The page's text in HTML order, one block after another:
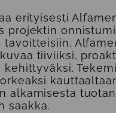
erityisesti
projektin
tavoitteisiin.
tiiviiksi,
kehittyväksi.
alkamisesta
saakka.